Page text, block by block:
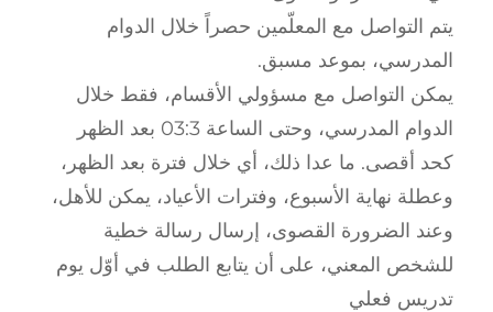
يتم التواصل مع المعلّمين حصراً خلال الدوام
المدرسي، بموعد مسبق.
يمكن التواصل مع مسؤولي الأقسام، فقط خلال
الدوام المدرسي، وحتى الساعة 3:30 بعد الظهر
كحد أقصى. ما عدا ذلك، أي خلال فترة بعد الظهر،
وعطلة نهاية الأسبوع، وفترات الأعياد، يمكن للأهل،
وعند الضرورة القصوى، إرسال رسالة خطية
للشخص المعني، على أن يتابع الطلب في أوّل يوم
تدريس فعلي